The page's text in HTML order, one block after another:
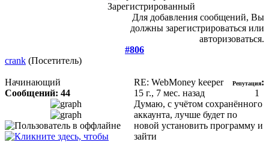
Зарегистрированный
Для добавления сообщений, Вы
должны зарегистрироваться или
авторизоваться.
#806
crank (Посетитель)
Начинающий
Сообщений: 44
RE: WebMoney keeper
15 г., 7 мес. назад
Репутация:
1
Думаю, с учётом сохранённого
аккаунта, лучше будет по
новой установить программу и
зайти